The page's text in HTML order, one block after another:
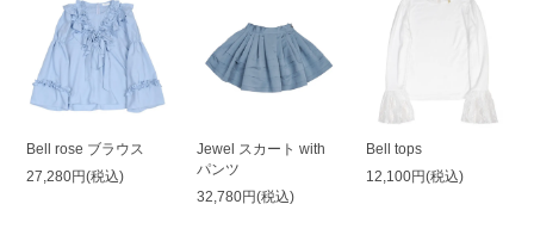
Bell rose ブラウス
27,280円(税込)
Jewel スカート with
パンツ
32,780円(税込)
Bell tops
12,100円(税込)